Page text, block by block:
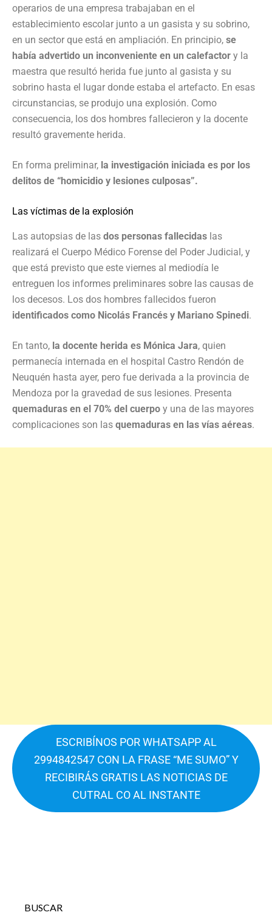
operarios de una empresa trabajaban en el
establecimiento escolar junto a un gasista y su sobrino,
en un sector que está en ampliación. En principio, se
había advertido un inconveniente en un calefactor y la
maestra que resultó herida fue junto al gasista y su
sobrino hasta el lugar donde estaba el artefacto. En esas
circunstancias, se produjo una explosión. Como
consecuencia, los dos hombres fallecieron y la docente
resultó gravemente herida.
En forma preliminar, la investigación iniciada es por los
delitos de “homicidio y lesiones culposas”.
Las víctimas de la explosión
Las autopsias de las dos personas fallecidas las
realizará el Cuerpo Médico Forense del Poder Judicial, y
que está previsto que este viernes al mediodía le
entreguen los informes preliminares sobre las causas de
los decesos. Los dos hombres fallecidos fueron
identificados como Nicolás Francés y Mariano Spinedi.
En tanto, la docente herida es Mónica Jara, quien
permanecía internada en el hospital Castro Rendón de
Neuquén hasta ayer, pero fue derivada a la provincia de
Mendoza por la gravedad de sus lesiones. Presenta
quemaduras en el 70% del cuerpo y una de las mayores
complicaciones son las quemaduras en las vías aéreas.
ESCRIBÍNOS POR WHATSAPP AL
2994842547 CON LA FRASE “ME SUMO” Y
RECIBIRÁS GRATIS LAS NOTICIAS DE
CUTRAL CO AL INSTANTE
BUSCAR